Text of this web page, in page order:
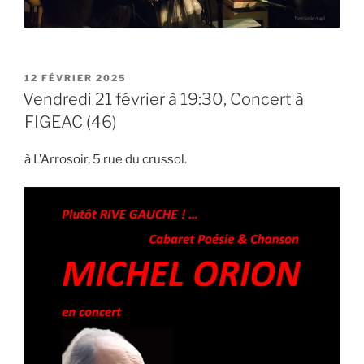
PUBLIÉ
LE
12 FÉVRIER 2025
Vendredi 21 février à 19:30, Concert à
FIGEAC (46)
à L’Arrosoir, 5 rue du crussol.